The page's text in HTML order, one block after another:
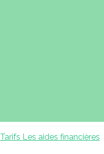
Tarifs Les aides financières